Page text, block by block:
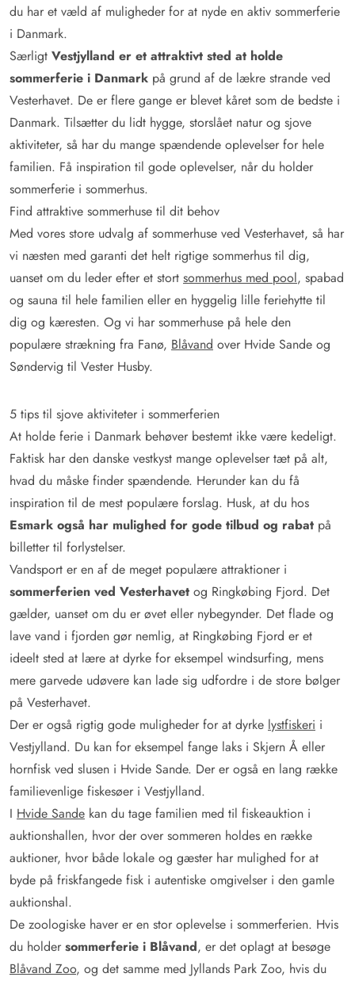
du har et væld af muligheder for at nyde en aktiv sommerferie
i Danmark.
Særligt Vestjylland er et attraktivt sted at holde
sommerferie i Danmark på grund af de lækre strande ved
Vesterhavet. De er flere gange er blevet kåret som de bedste i
Danmark. Tilsætter du lidt hygge, storslået natur og sjove
aktiviteter, så har du mange spændende oplevelser for hele
familien. Få inspiration til gode oplevelser, når du holder
sommerferie i sommerhus.
Find attraktive sommerhuse til dit behov
Med vores store udvalg af sommerhuse ved Vesterhavet, så har
vi næsten med garanti det helt rigtige sommerhus til dig,
uanset om du leder efter et stort sommerhus med pool, spabad
og sauna til hele familien eller en hyggelig lille feriehytte til
dig og kæresten. Og vi har sommerhuse på hele den
populære strækning fra Fanø, Blåvand over Hvide Sande og
Søndervig til Vester Husby.
5 tips til sjove aktiviteter i sommerferien
At holde ferie i Danmark behøver bestemt ikke være kedeligt.
Faktisk har den danske vestkyst mange oplevelser tæt på alt,
hvad du måske finder spændende. Herunder kan du få
inspiration til de mest populære forslag. Husk, at du hos
Esmark også har mulighed for gode tilbud og rabat på
billetter til forlystelser.
Vandsport er en af de meget populære attraktioner i
sommerferien ved Vesterhavet og Ringkøbing Fjord. Det
gælder, uanset om du er øvet eller nybegynder. Det flade og
lave vand i fjorden gør nemlig, at Ringkøbing Fjord er et
ideelt sted at lære at dyrke for eksempel windsurfing, mens
mere garvede udøvere kan lade sig udfordre i de store bølger
på Vesterhavet.
Der er også rigtig gode muligheder for at dyrke lystfiskeri i
Vestjylland. Du kan for eksempel fange laks i Skjern Å eller
hornfisk ved slusen i Hvide Sande. Der er også en lang række
familievenlige fiskesøer i Vestjylland.
I Hvide Sande kan du tage familien med til fiskeauktion i
auktionshallen, hvor der over sommeren holdes en række
auktioner, hvor både lokale og gæster har mulighed for at
byde på friskfangede fisk i autentiske omgivelser i den gamle
auktionshal.
De zoologiske haver er en stor oplevelse i sommerferien. Hvis
du holder sommerferie i Blåvand, er det oplagt at besøge
Blåvand Zoo, og det samme med Jyllands Park Zoo, hvis du